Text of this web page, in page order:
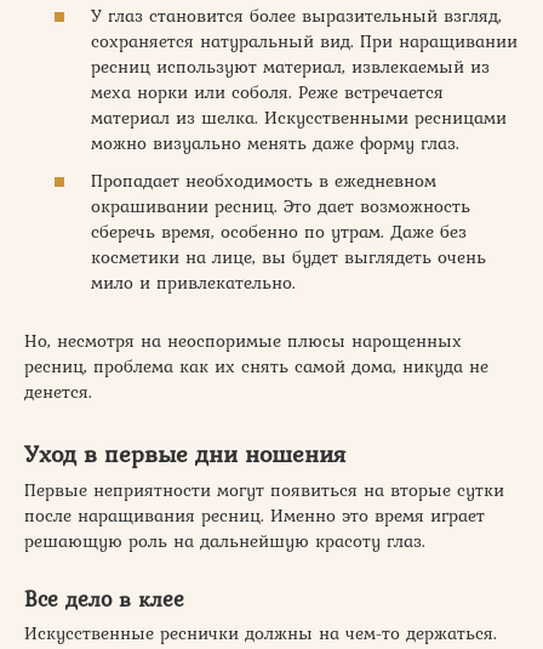
У глаз становится более выразительный взгляд,
сохраняется натуральный вид. При наращивании
ресниц используют материал, извлекаемый из
меха норки или соболя. Реже встречается
материал из шелка. Искусственными ресницами
можно визуально менять даже форму глаз.
Пропадает необходимость в ежедневном
окрашивании ресниц. Это дает возможность
сберечь время, особенно по утрам. Даже без
косметики на лице, вы будет выглядеть очень
мило и привлекательно.
Но, несмотря на неоспоримые плюсы нарощенных
ресниц, проблема как их снять самой дома, никуда не
денется.
Уход в первые дни ношения
Первые неприятности могут появиться на вторые сутки
после наращивания ресниц. Именно это время играет
решающую роль на дальнейшую красоту глаз.
Все дело в клее
Искусственные реснички должны на чем-то держаться.